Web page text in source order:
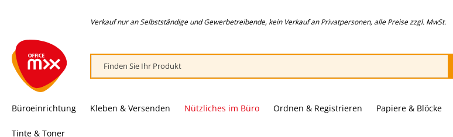
Verkauf nur an Selbstständige und Gewerbetreibende, kein Verkauf an Privatpersonen, alle Preise zzgl. MwSt.
Büroeinrichtung Kleben & Versenden Nützliches im Büro Ordnen & Registrieren Papiere & Blöcke
Tinte & Toner